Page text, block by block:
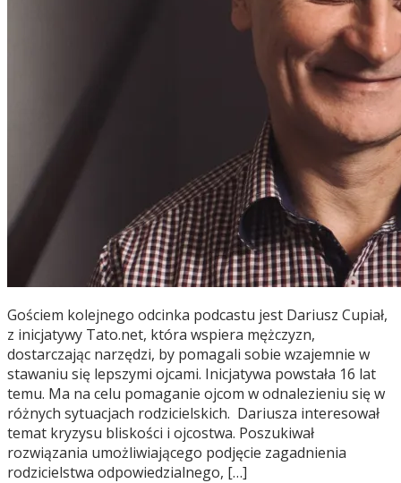
Gościem kolejnego odcinka podcastu jest Dariusz Cupiał,
z inicjatywy Tato.net, która wspiera mężczyzn,
dostarczając narzędzi, by pomagali sobie wzajemnie w
stawaniu się lepszymi ojcami. Inicjatywa powstała 16 lat
temu. Ma na celu pomaganie ojcom w odnalezieniu się w
różnych sytuacjach rodzicielskich. Dariusza interesował
temat kryzysu bliskości i ojcostwa. Poszukiwał
rozwiązania umożliwiającego podjęcie zagadnienia
rodzicielstwa odpowiedzialnego, […]